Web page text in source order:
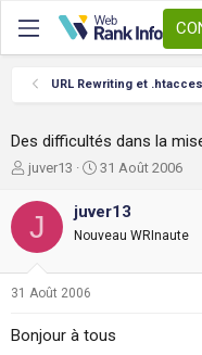
URL Rewriting et
Des difficultés dans la
A
t
d
a
juver13
D
t
d
u
31 Août 2006
J juver13
Nouveau WRInaute
31 Août 2006
Bonjour à tous